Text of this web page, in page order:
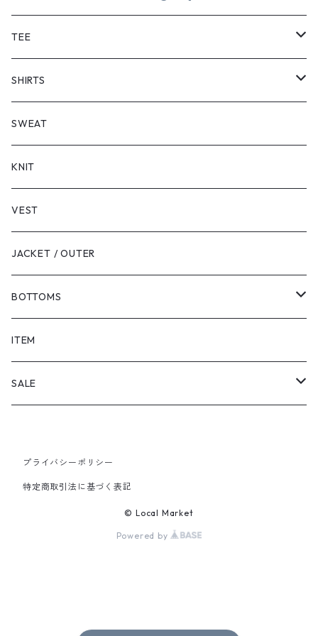
TEE
SHORT SLEEVE
LONG SLEEVE
SHIRTS
SHORT SLEEVE
LONG SLEEVE
SWEAT
KNIT
VEST
JACKET / OUTER
BOTTOMS
SHORTS
PANTS
ITEM
SALE
PANTS
プライバシーポリシー
特定商取引法に基づく表記
© Local Market
Powered by